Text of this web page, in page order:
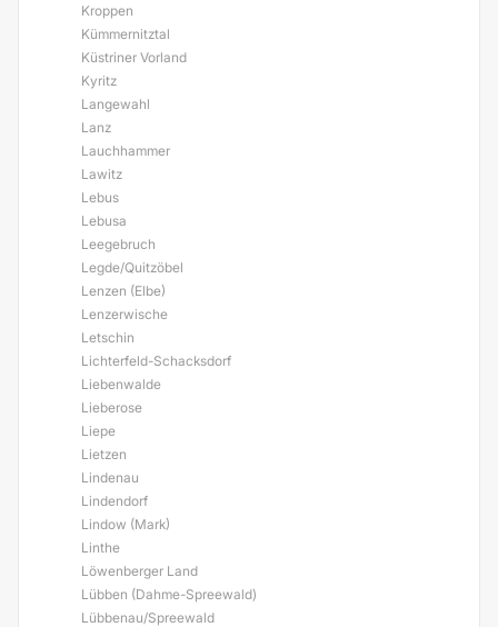
Kroppen
Kümmernitztal
Küstriner Vorland
Kyritz
Langewahl
Lanz
Lauchhammer
Lawitz
Lebus
Lebusa
Leegebruch
Legde/Quitzöbel
Lenzen (Elbe)
Lenzerwische
Letschin
Lichterfeld-Schacksdorf
Liebenwalde
Lieberose
Liepe
Lietzen
Lindenau
Lindendorf
Lindow (Mark)
Linthe
Löwenberger Land
Lübben (Dahme-Spreewald)
Lübbenau/Spreewald